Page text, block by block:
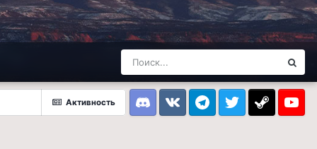
Активность
DiscordVK TelegramTwitter Steam